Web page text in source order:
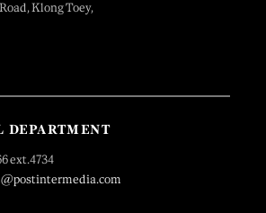
Klong Toey,
DEPARTMENT
ext.4734